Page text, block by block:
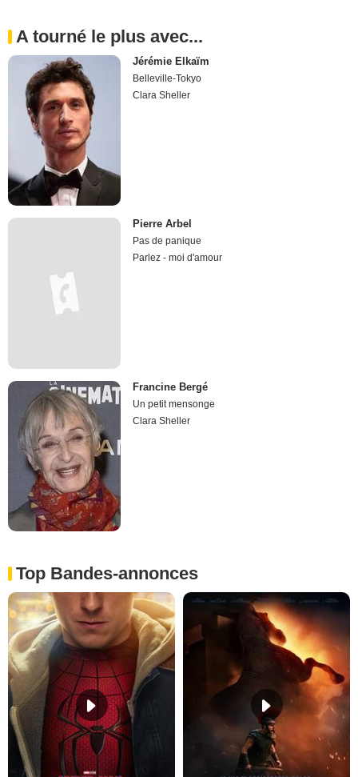
A tourné le plus avec...
Jérémie Elkaïm
Belleville-Tokyo
Clara Sheller
Pierre Arbel
Pas de panique
Parlez - moi d'amour
Francine Bergé
Un petit mensonge
Clara Sheller
Top Bandes-annonces